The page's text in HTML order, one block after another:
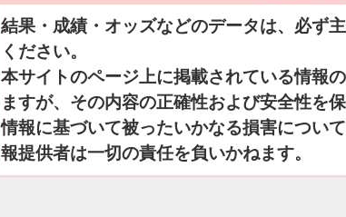
結果・成績・オッズなどのデータは、必ず
ください。
本サイトのページ上に掲載されている情報
ますが、その内容の正確性および安全性を
情報に基づいて被ったいかなる損害につい
報提供者は一切の責任を負いかねます。